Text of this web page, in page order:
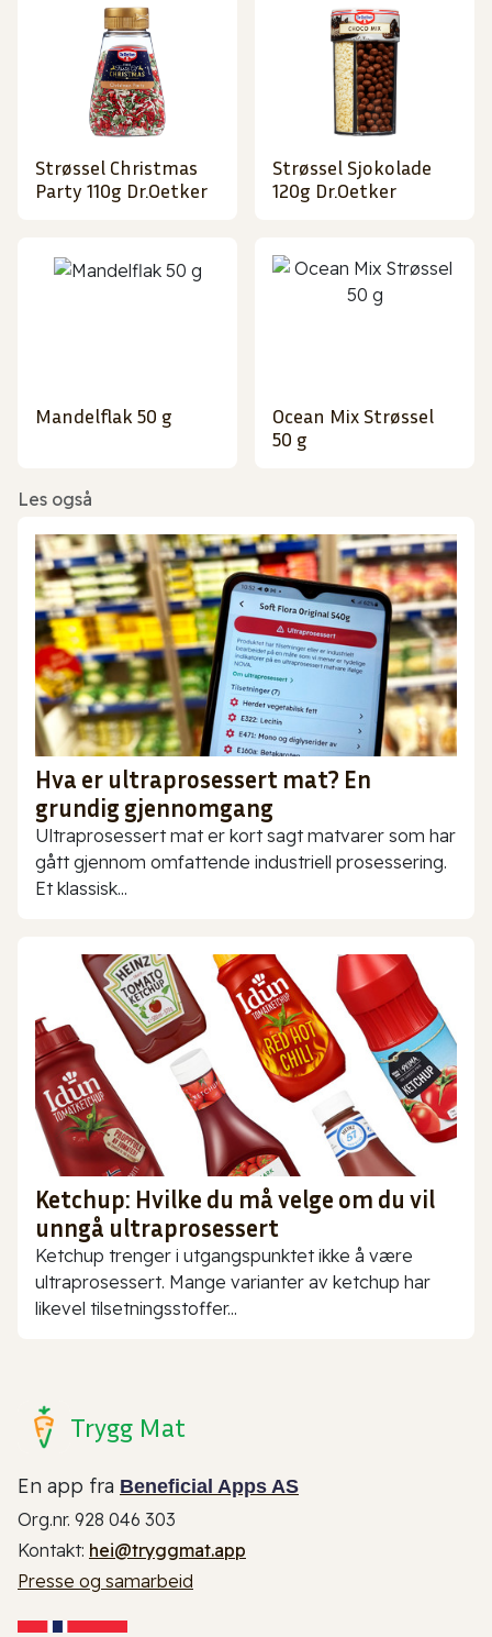
Strøssel Christmas
Party 110g Dr.Oetker
Strøssel Sjokolade
120g Dr.Oetker
Mandelflak 50 g
Ocean Mix Strøssel
50 g
Les også
Hva er ultraprosessert mat? En
grundig gjennomgang
Ultraprosessert mat er kort sagt matvarer som har
gått gjennom omfattende industriell prosessering.
Et klassisk...
Ketchup: Hvilke du må velge om du vil
unngå ultraprosessert
Ketchup trenger i utgangspunktet ikke å være
ultraprosessert. Mange varianter av ketchup har
likevel tilsetningsstoffer...
Trygg Mat
En app fra Beneficial Apps AS
Org.nr. 928 046 303
Kontakt: hei@tryggmat.app
Presse og samarbeid